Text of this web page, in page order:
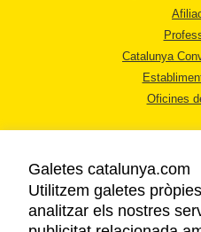
Catalunya
Oficines
AVÍS
Galetes catalunya.com
Utilitzem galetes
analitzar els nostres